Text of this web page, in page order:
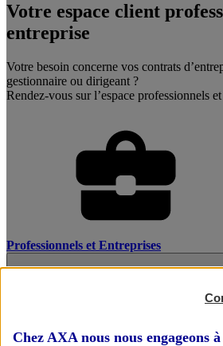
Votre espace client
entreprise
Votre besoin concerne vos contrats
gestionnaire ou dirigeant ?
Rendez-vous sur l’espace professionnels
Professionnels et Entreprises
Chez AXA nous nous engageons